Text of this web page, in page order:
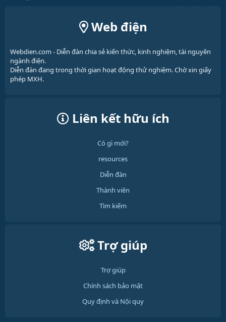
Web điện
Webdien.com - Diễn đàn chia sẻ kiến thức, kinh nghiệm, tài nguyên
ngành điện.
Diễn đàn đang trong thời gian hoạt động thử nghiệm. Chờ xin giấy
phép MXH.
Liên kết hữu ích
Có gì mới?
resources
Diễn đàn
Thành viên
Tìm kiếm
Trợ giúp
Trợ giúp
Chính sách bảo mật
Quy định và Nội quy